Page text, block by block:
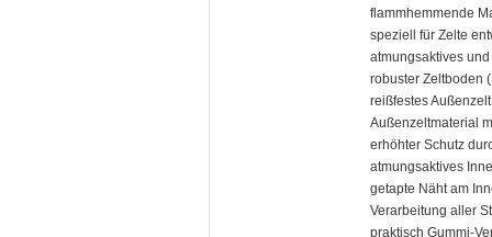
flammhemmende
speziell für Zelte
atmungsaktives
robuster Zeltboden
reißfestes
Außenzeltmaterial
erhöhter Schutz
atmungsaktives
getapte Näht am
Verarbeitung aller
praktisch Gummi-